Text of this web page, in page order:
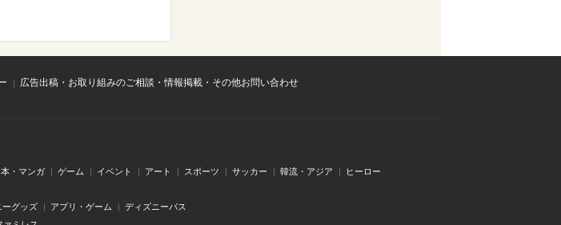
広告出稿・お取り組みのご相談・情報掲載・その他お問い合わせ
本・マンガ ゲーム イベント アート スポーツ サッカー 韓流・アジア ヒーロー
ーグッズ アプリ・ゲーム ディズニーパス